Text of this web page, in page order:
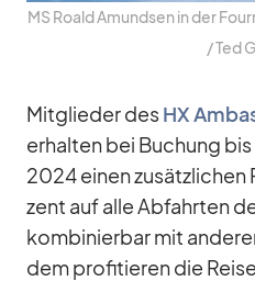
MS Roald Amund­sen in der
/​ Ted
Mit­glie­der desHX
er­hal­ten bei Bu­chung
2024 ei­nen
zent auf alle Ab­fahr­ten
kom­bi­nier­bar mit
dem pro­fi­tie­ren die